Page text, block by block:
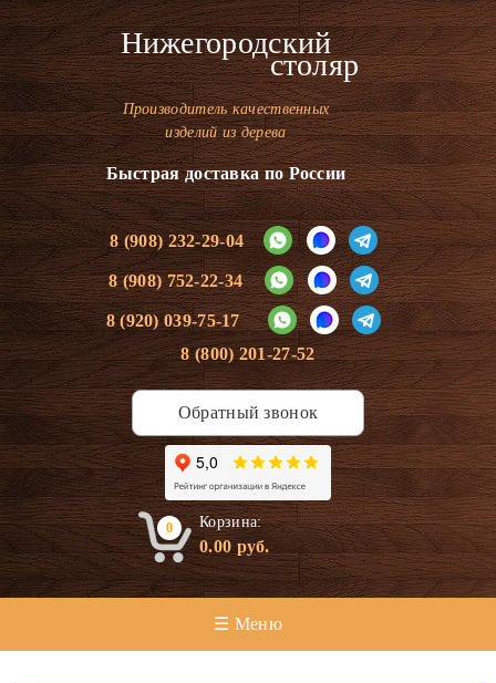
Нижегородский
столяр
Производитель качественных
изделий из дерева
Быстрая доставка по России
8 (908) 232-29-04
8 (908) 752-22-34
8 (920) 039-75-17
8 (800) 201-27-52
Обратный звонок
0 Корзина:
0.00руб.
☰ Меню